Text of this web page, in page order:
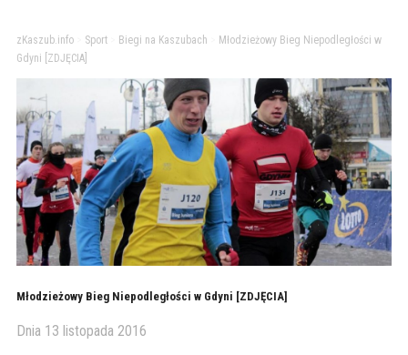
zKaszub.info> Sport> Biegi na Kaszubach
Młodzieżowy Bieg Niepodległości w
Gdyni [ZDJĘCIA]
Młodzieżowy Bieg Niepodległości w Gdyni [ZDJĘCIA]
Dnia 13 listopada 2016